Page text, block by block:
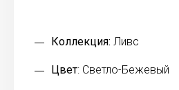
Коллекция: Ливс
Цвет: Светло-Бежевый